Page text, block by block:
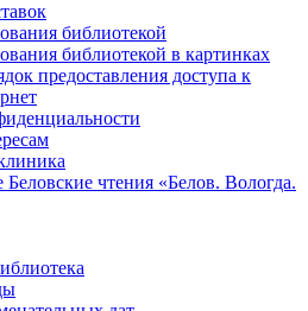
библиотекой
библиотекой в картинках
предоставления доступа к
Беловские чтения «Белов. Вологда.